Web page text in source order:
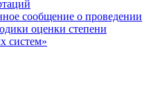
сообщение о проведении
оценки степени
систем»